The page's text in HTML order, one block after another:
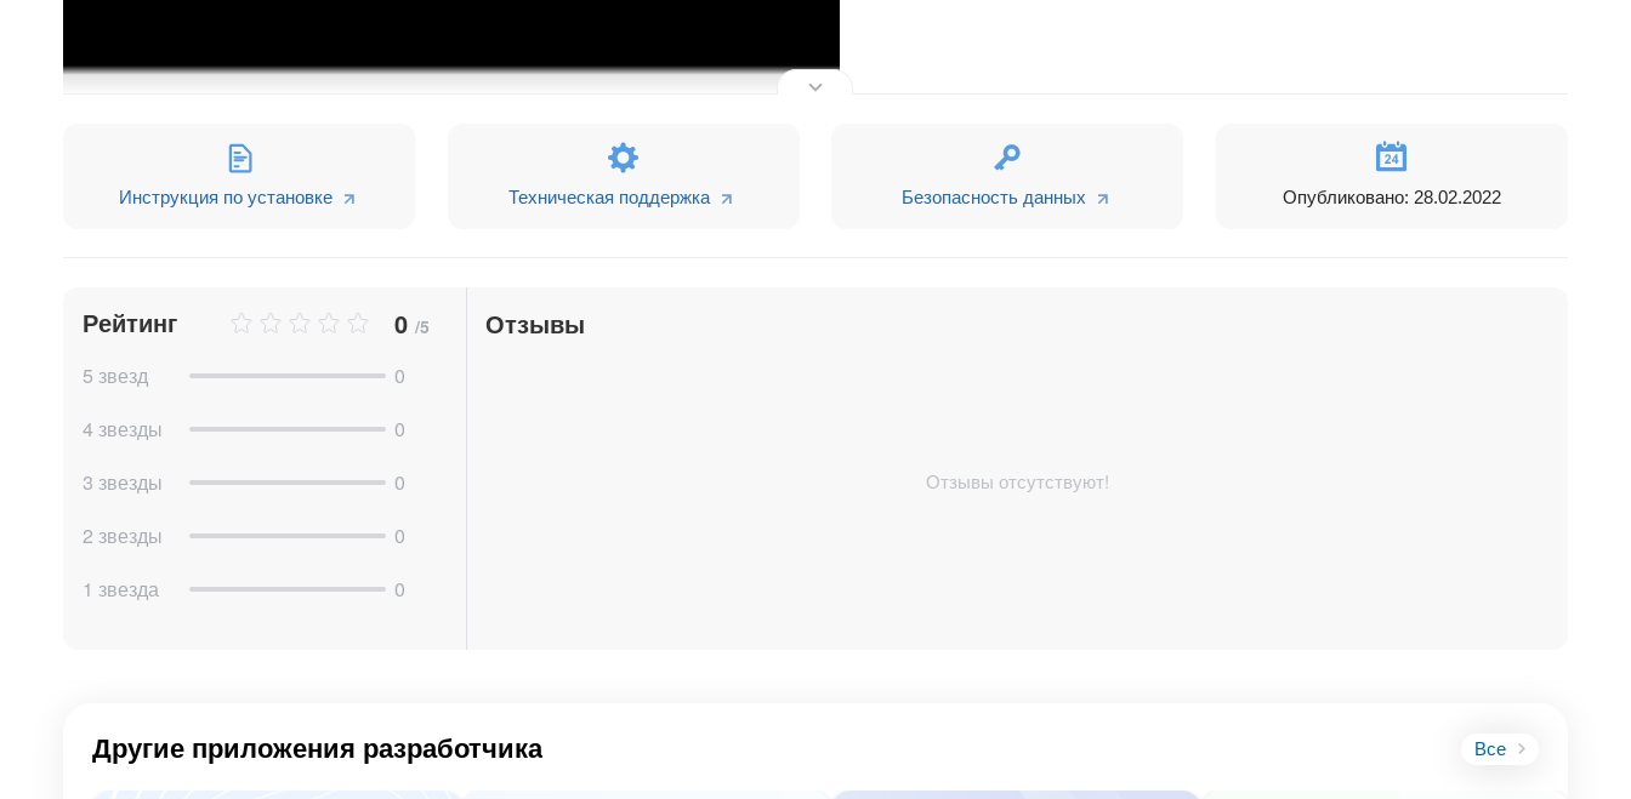
Подробная инструкция по приложению «Активити: отправить в Телеграм
Инструкция по установке Техническая поддержка Безопасность данных Опубликовано: 28.02.2022
Рейтинг 0 /5
5 звезд
0
4 звезды
0
3 звезды
0
2 звезды
0
1 звезда
0
Отзывы
Отзывы отсутствуют!
Другие приложения разработчика Все